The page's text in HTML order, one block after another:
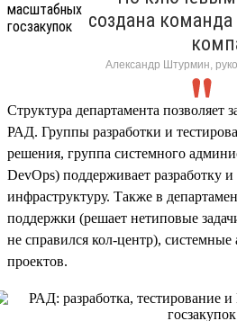
создана команда
Александр Штурмин,
Структура департамента позволяет
РАД. Группы разработки и
решения, группа системного
DevOps) поддерживает разработку и
инфраструктуру. Также в
поддержки (решает нетиповые
не справился кол-центр),
проектов.